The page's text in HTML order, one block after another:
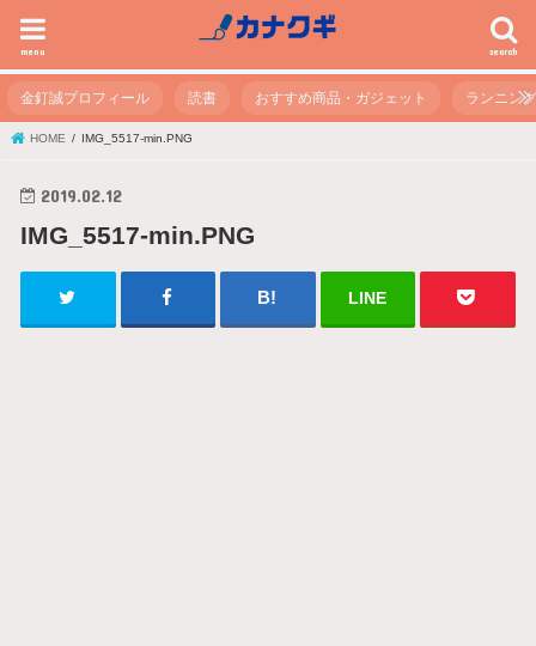
search
menu
金釘誠プロフィール 読書 おすすめ商品・ガジェット ランニング
HOME IMG_5517-min.PNG
2019.02.12
IMG_5517-min.PNG
LINE